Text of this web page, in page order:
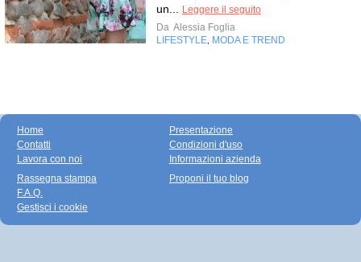
un...
Leggere il seguito
Da Alessia Foglia
LIFESTYLE MODA E TREND
Home
Contatti
Lavora con noi
Presentazione
Condizioni d'uso
Informazioni azienda
Rassegna stampa
F.A.Q.
Gestisci i cookie
Proponi il tuo blog